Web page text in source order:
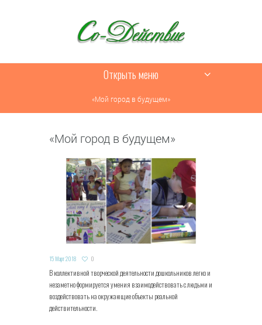
Открыть меню
«Мой город в будущем»
«Мой город в будущем»
15 Март 2018 0
В коллективной творческой деятельности дошкольников легко и
незаметно формируется умения взаимодействовать с людьми и
воздействовать на окружающие объекты реальной
действительности.